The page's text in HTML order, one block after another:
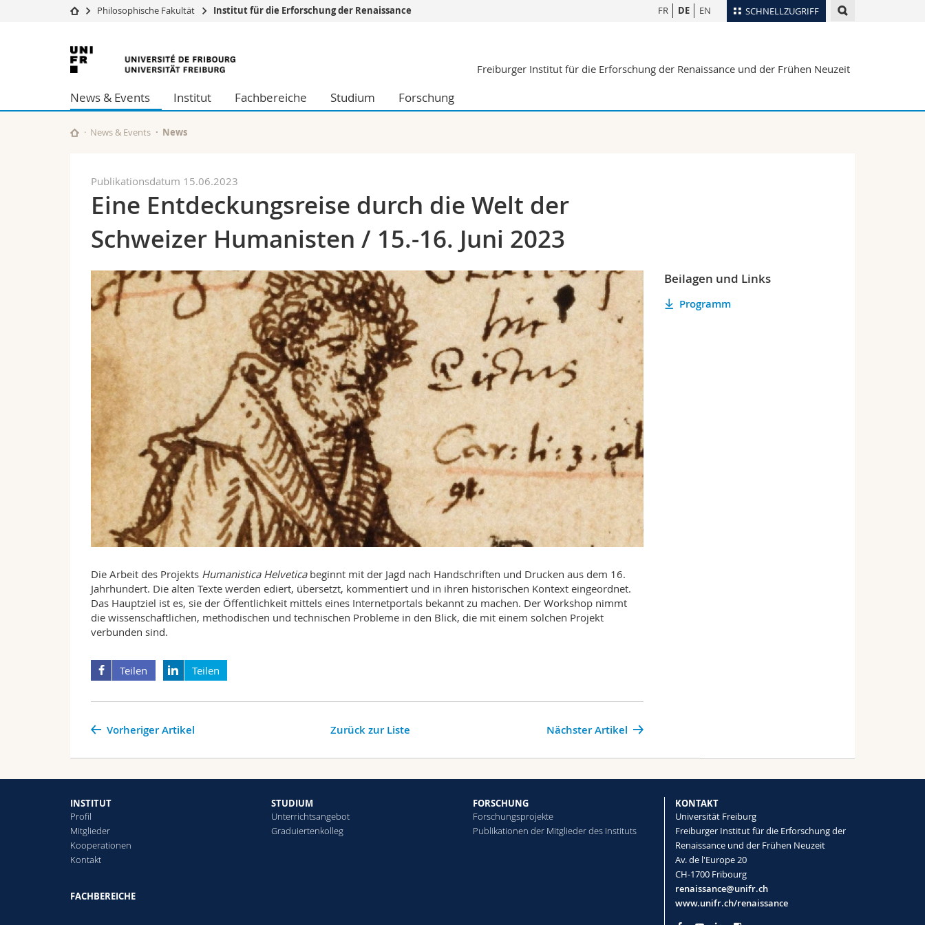
SCHNELLZUGRIFF
Universität
Studium
Forschung
Universität
Weiterbildung
Wirtschafts- und Sozialwissenschaftliche Fak.
Philosophische Fak.
Studieninteressierte
Forschende
Ortsplan
Webmail
FR DE EN
Philosophische Fakultät Institut für die Erforschung der Renaissance
Universität
Freiburg
Freiburger Institut für die Erforschung der Renaissance und der Frühen Neuzeit
News & Events Institut Fachbereiche Studium Forschung
News & Events News
Publikationsdatum 15.06.2023
Eine Entdeckungsreise durch die Welt der
Schweizer Humanisten / 15.-16. Juni 2023
Die Arbeit des Projekts Humanistica Helveticabeginnt mit der Jagd nach Handschriften und Drucken aus dem 16.
Jahrhundert. Die alten Texte werden ediert, übersetzt, kommentiert und in ihren historischen Kontext eingeordnet.
Das Hauptziel ist es, sie der Öffentlichkeit mittels eines Internetportals bekannt zu machen. Der Workshop nimmt
die wissenschaftlichen, methodischen und technischen Probleme in den Blick, die mit einem solchen Projekt
verbunden sind.
Teilen Teilen
Nächster Artikel
Vorheriger Artikel Zurück zur Liste
Beilagen und Links
Programm
INSTITUT
Profil
Mitglieder
Kooperationen
Kontakt
FACHBEREICHE
STUDIUM
Unterrichtsangebot
Graduiertenkolleg
FORSCHUNG
Forschungsprojekte
Publikationen der Mitglieder des Instituts
KONTAKT
Universität Freiburg
Freiburger Institut für die Erforschung der
Renaissance und der Frühen Neuzeit
Av. de l'Europe 20
CH-1700 Fribourg
renaissance@unifr.ch
www.unifr.ch/renaissance